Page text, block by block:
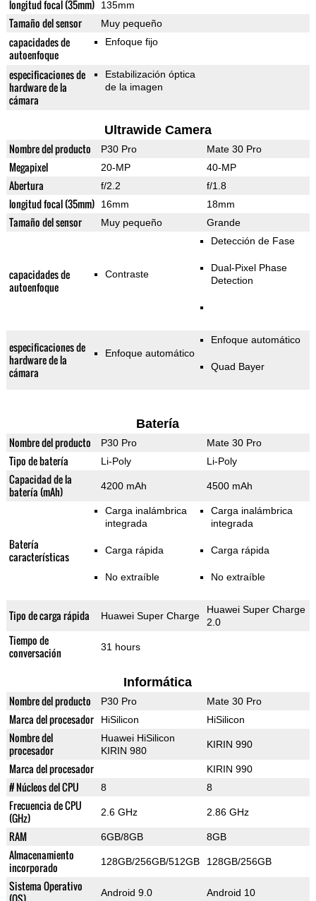
longitud focal (35mm) 135mm
Tamaño del sensor Muy pequeño
capacidades de
autoenfoque
Enfoque fijo
especificaciones de
hardware de la
cámara
Estabilización óptica
de la imagen
Ultrawide Camera
Nombre del producto P30 Pro Mate 30 Pro
Megapixel 20-MP 40-MP
Abertura f/2.2 f/1.8
longitud focal (35mm) 16mm 18mm
Tamaño del sensor Muy pequeño Grande
capacidades de
autoenfoque
Contraste
Detección de Fase
Dual-Pixel Phase
Detection
especificaciones de
hardware de la
cámara
Enfoque automático
Enfoque automático
Quad Bayer
Batería
Nombre del producto P30 Pro Mate 30 Pro
Tipo de batería Li-Poly Li-Poly
Capacidad de la
batería (mAh)
4200 mAh 4500 mAh
Batería
características
Carga inalámbrica
integrada
Carga rápida
No extraíble
Carga inalámbrica
integrada
Carga rápida
No extraíble
Tipo de carga rápida Huawei Super Charge
Huawei Super Charge
2.0
Tiempo de
conversación
31 hours
Informática
Nombre del producto P30 Pro Mate 30 Pro
Marca del procesador HiSilicon HiSilicon
Nombre del
procesador
Huawei HiSilicon
KIRIN 980
KIRIN 990
Marca del procesador KIRIN 990
# Núcleos del CPU 8 8
Frecuencia de CPU
(GHz)
2.6 GHz 2.86 GHz
RAM 6GB/8GB 8GB
Almacenamiento
incorporado
128GB/256GB/512GB 128GB/256GB
Sistema Operativo
Android 9.0 Android 10